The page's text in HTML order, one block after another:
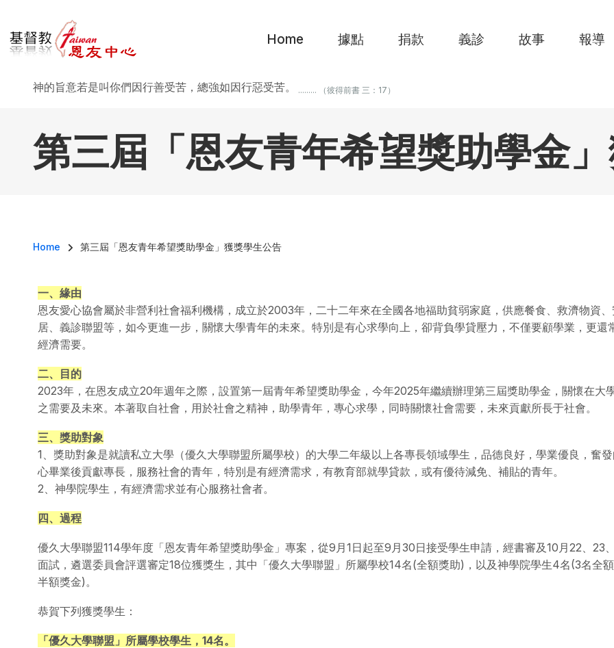
Home 據點 捐款 義診 故事 報導
神的旨意若是叫你們因行善受苦，總強如因行惡受苦。 ......... （彼得前書 三：17）
第三屆「恩友青年希望獎助學金
導航連結
Home 第三屆「恩友青年希望獎助學金」獲獎學生公告
一、緣由
恩友愛心協會屬於非營利社會福利機構，成立於2003年，二十二年來在全國各地福助貧弱家庭，供應餐食、救濟物資
居、義診聯盟等，如今更進一步，關懷大學青年的未來。特別是有心求學向上，卻背負學貸壓力，不僅要顧學業，更還
經濟需要。
二、目的
2023年，在恩友成立20年週年之際，設置第一屆青年希望獎助學金，今年2025年繼續辦理第三屆獎助學金，關懷在大
之需要及未來。本著取自社會，用於社會之精神，助學青年，專心求學，同時關懷社會需要，未來貢獻所長于社會。
三、獎助對象
1、獎助對象是就讀私立大學（優久大學聯盟所屬學校）的大學二年級以上各專長領域學生，品德良好，學業優良，奮
心畢業後貢獻專長，服務社會的青年，特別是有經濟需求，有教育部就學貸款，或有優待減免、補貼的青年。
2、神學院學生，有經濟需求並有心服務社會者。
四、過程
優久大學聯盟114學年度「恩友青年希望獎助學金」專案，從9月1日起至9月30日接受學生申請，經書審及10月22、23
面試，遴選委員會評選審定18位獲獎生，其中「優久大學聯盟」所屬學校14名(全額獎助)，以及神學院學生4名(3名全
半額獎金)。
恭賀下列獲獎學生：
「優久大學聯盟」所屬學校學生，14名。